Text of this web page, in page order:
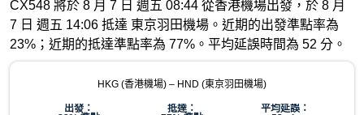
CX548 將於 8 月 7 日 週五 08:44 從香港機場出發，於 8 月
7 日 週五 14:06 抵達 東京羽田機場。近期的出發準點率為
23%；近期的抵達準點率為 77%。平均延誤時間為 52 分。
HKG (香港機場) – HND (東京羽田機場)
出發：
抵達：
平均延誤：